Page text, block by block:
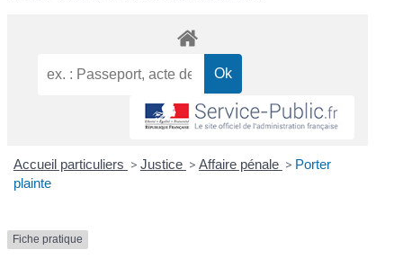
Accueil particuliers > Justice > Affaire pénale > Porter
plainte
Fiche pratique